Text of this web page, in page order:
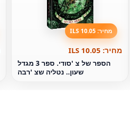
מחיר: 10.05 ILS
מחיר: 10.05 ILS
הספר של צ 'סודי. ספר 3 מגדל
שעון.. נטליה שצ 'רבה